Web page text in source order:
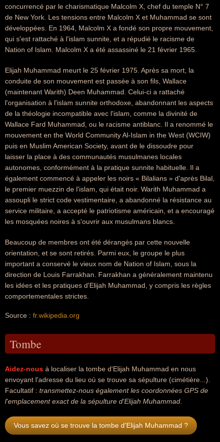
concurrencé par le charismatique Malcolm X, chef du temple N° 7
de New York. Les tensions entre Malcolm X et Muhammad se sont
développées. En 1964, Malcolm X a fondé son propre mouvement,
qui s'est rattaché à l'islam sunnite, et a répudié le racisme de
Nation of Islam. Malcolm X a été assassiné le 21 février 1965.
Elijah Muhammad meurt le 25 février 1975. Après sa mort, la
conduite de son mouvement est passée à son fils, Wallace
(maintenant Warith) Deen Muhammad. Celui-ci a rattaché
l'organisation à l'islam sunnite orthodoxe, abandonnant les aspects
de la théologie incompatible avec l'islam, comme la divinité de
Wallace Fard Muhammad, ou le racisme antiblanc. Il a renommé le
mouvement en the World Community Al-Islam in the West (WCIW)
puis en Muslim American Society, avant de le dissoudre pour
laisser la place à des communautés musulmanes locales
autonomes, conformément à la pratique sunnite habituelle. Il a
également commencé à appeler les noirs « Bilalians » d'après Bilal,
le premier muezzin de l'islam, qui était noir. Warith Muhammad a
assoupli le strict code vestimentaire, a abandonné la résistance au
service militaire, a accepté le patriotisme américain, et a encouragé
les mosquées noires à s'ouvrir aux musulmans blancs.
Beaucoup de membres ont été dérangés par cette nouvelle
orientation, et se sont retirés. Parmi eux, le groupe le plus
important a conservé le vieux nom de Nation of Islam, sous la
direction de Louis Farrakhan. Farrakhan a généralement maintenu
les idées et les pratiques d'Elijah Muhammad, y compris les règles
comportementales strictes.
Source : fr.wikipedia.org
Tombe
Aidez-nous à localiser la tombe d'Elijah Muhammad en nous
envoyant l'adresse du lieu où se trouve sa sépulture (cimétière...).
Facultatif : transmettez-nous également les coordonnées GPS de
l'emplacement exact de la sépulture d'Elijah Muhammad
Vous savez où se trouve la tombe d'Elijah Muhammad ?